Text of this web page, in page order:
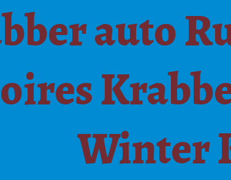
auto
Winter